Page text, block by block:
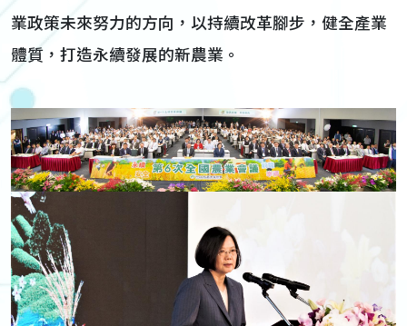
業政策未來努力的方向，以持續改革腳步，健全產業
體質，打造永續發展的新農業。